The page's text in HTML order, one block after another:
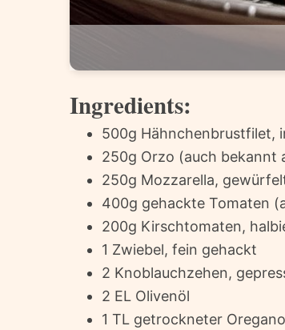
Ingredients:
500g Hähnchenbrustfilet,
250g Orzo (auch bekannt
250g Mozzarella,
400g gehackte Tomaten
200g Kirschtomaten,
1 Zwiebel, fein gehackt
2 Knoblauchzehen,
2 EL Olivenöl
1 TL getrockneter Oregano